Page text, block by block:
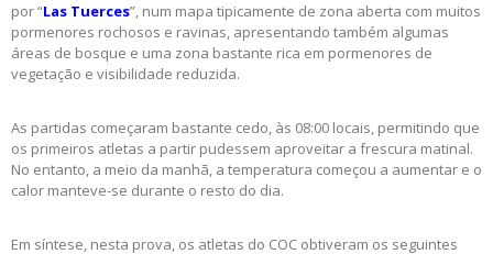
por “Las Tuerces”, num mapa tipicamente de zona aberta com muitos
pormenores rochosos e ravinas, apresentando também algumas
áreas de bosque e uma zona bastante rica em pormenores de
vegetação e visibilidade reduzida.
As partidas começaram bastante cedo, às 08:00 locais, permitindo que
os primeiros atletas a partir pudessem aproveitar a frescura matinal.
No entanto, a meio da manhã, a temperatura começou a aumentar e o
calor manteve-se durante o resto do dia.
Em síntese, nesta prova, os atletas do COC obtiveram os seguintes